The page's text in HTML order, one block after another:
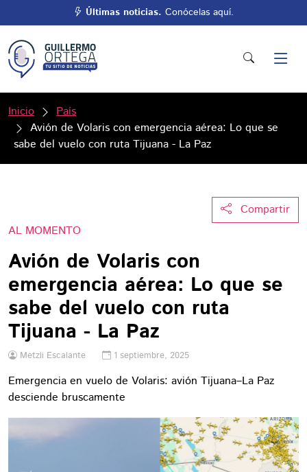
Últimas noticias. Conócelas aquí.
Inicio
País
Avión de Volaris con emergencia aérea: Lo que se
sabe del vuelo con ruta Tijuana - La Paz
Compartir
AL MOMENTO
Avión de Volaris con
emergencia aérea: Lo que se
sabe del vuelo con ruta
Tijuana - La Paz
Metzli Escalante 1 septiembre, 2025
Emergencia en vuelo de Volaris: avión Tijuana–La Paz
desciende bruscamente